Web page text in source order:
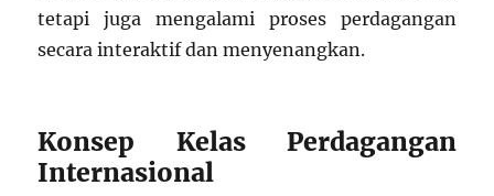
tetapi juga mengalami proses perdagangan
secara interaktif dan menyenangkan.
Konsep Kelas Perdagangan
Internasional